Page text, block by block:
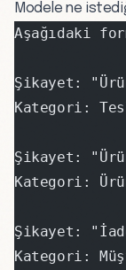
Modele ne
Aşağıdaki
Şikayet:
Kategori:
Şikayet:
Kategori:
Şikayet:
Kategori: